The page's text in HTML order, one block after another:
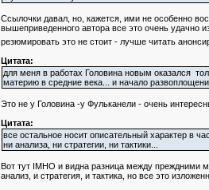
Ссылочки давал, но, кажется, ими не особенно
вышеприведенного автора все это очень удачно
резюмировать это не стоит - лучше читать
Цитата:
для меня в работах Головина новым оказался
материю в средние века... и начало
Это не у Головина -у Фульканели - очень
Цитата:
все остальное носит описательный характер в
ни анализа, ни стратегии, ни тактики...
Вот тут IMHO и видна разница между преждними
анализ, и стратегия, и тактика, но все это